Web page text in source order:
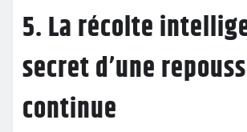
5. La récolte
secret d’une
continue